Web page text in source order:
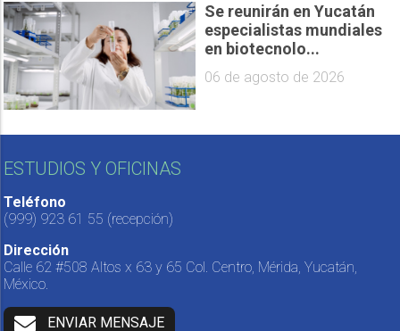
Se reunirán en Yucatán
especialistas mundiales
en biotecnolo...
06 de agosto de 2026
ESTUDIOS Y OFICINAS
Teléfono
(999) 923 61 55 (recepción)
Dirección
Calle 62 #508 Altos x 63 y 65 Col. Centro, Mérida, Yucatán,
México.
ENVIAR MENSAJE